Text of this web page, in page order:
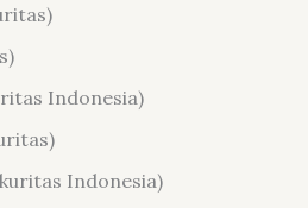
Indonesia)
Indonesia)